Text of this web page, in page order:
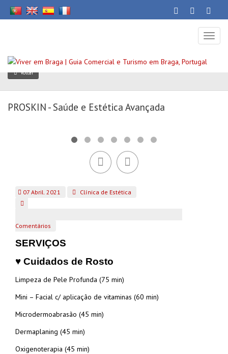
Voltar
PROSKIN - Saúde e Estética Avançada
07 Abril. 2021 Clínica de Estética
Comentários
SERVIÇOS
♥ Cuidados de Rosto
Limpeza de Pele Profunda (75 min)
Mini – Facial c/ aplicação de vitaminas (60 min)
Microdermoabrasão (45 min)
Dermaplaning (45 min)
Oxigenoterapia (45 min)